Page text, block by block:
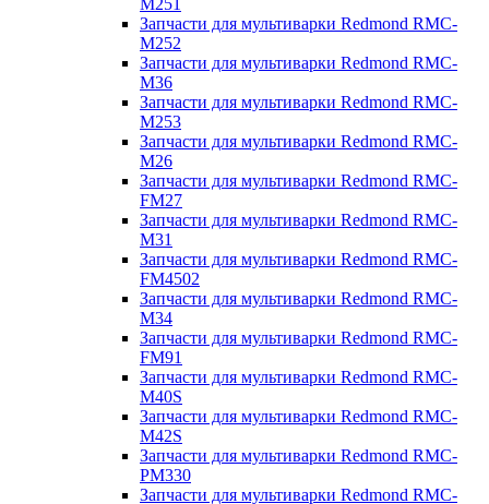
M251
Запчасти для мультиварки Redmond RMC-
M252
Запчасти для мультиварки Redmond RMC-
M36
Запчасти для мультиварки Redmond RMC-
M253
Запчасти для мультиварки Redmond RMC-
M26
Запчасти для мультиварки Redmond RMC-
FM27
Запчасти для мультиварки Redmond RMC-
M31
Запчасти для мультиварки Redmond RMC-
FM4502
Запчасти для мультиварки Redmond RMC-
M34
Запчасти для мультиварки Redmond RMC-
FM91
Запчасти для мультиварки Redmond RMC-
M40S
Запчасти для мультиварки Redmond RMC-
M42S
Запчасти для мультиварки Redmond RMC-
PM330
Запчасти для мультиварки Redmond RMC-